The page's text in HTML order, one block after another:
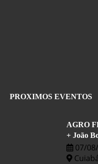
PROXIMOS EVENTOS
AGRO
+ João
07/